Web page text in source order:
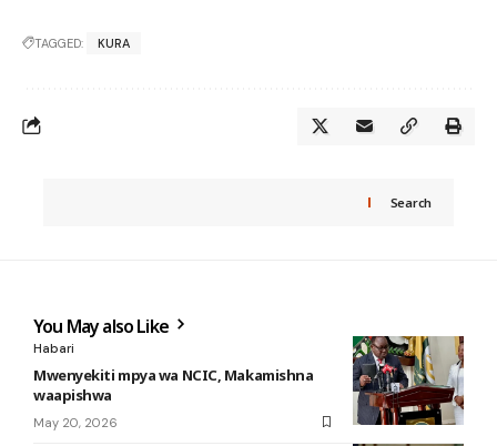
TAGGED: KURA
Search
You May also Like
Habari
Mwenyekiti mpya wa NCIC, Makamishna
waapishwa
May 20, 2026